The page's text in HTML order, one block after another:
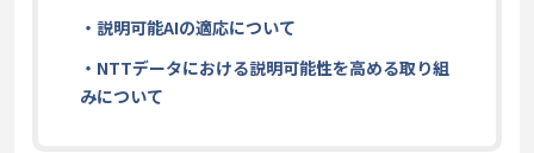
・説明可能AIの適応について
・NTTデータにおける説明可能性を高める取り組
みについて